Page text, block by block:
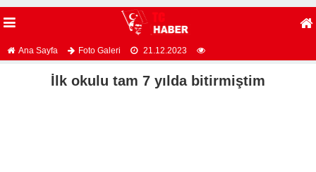
Ana Sayfa Foto Galeri 21.12.2023
İlk okulu tam 7 yılda bitirmiştim